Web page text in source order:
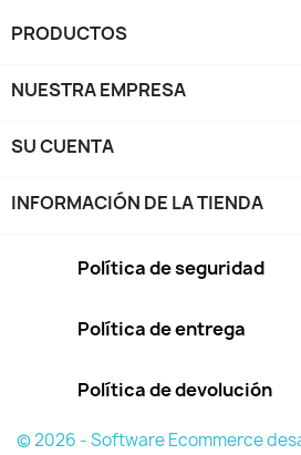
PRODUCTOS
NUESTRA EMPRESA
SU CUENTA
INFORMACIÓN DE LA TIENDA
Política de seguridad
Política de entrega
Política de devolución
© 2026 - Software Ecommerce